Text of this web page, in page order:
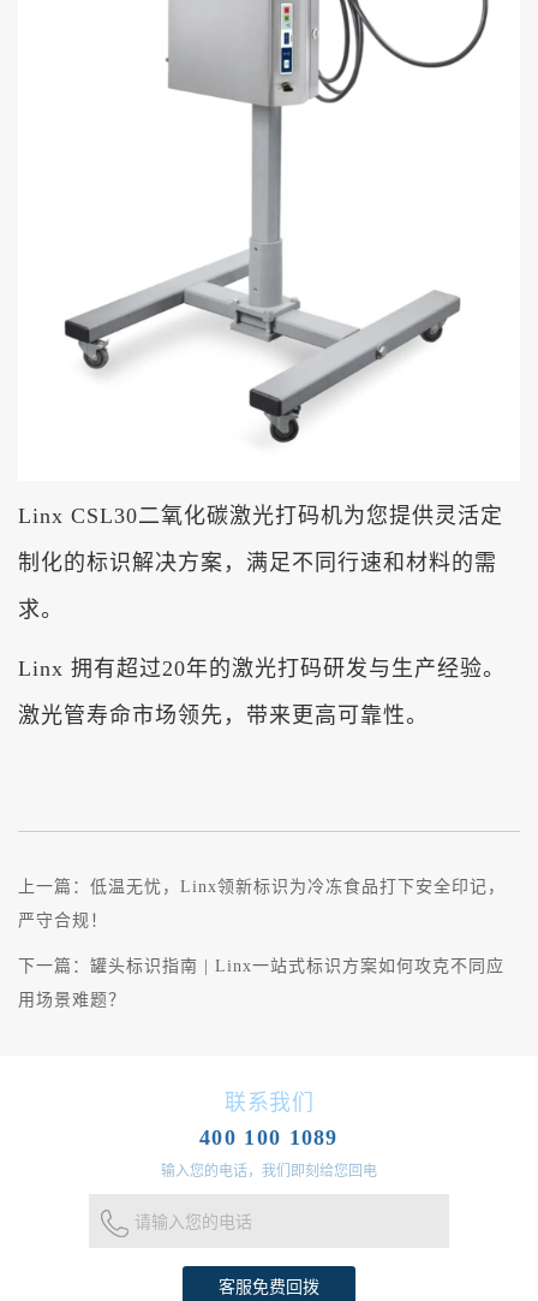
Linx CSL30二氧化碳激光打码机为您提供灵活定
制化的标识解决方案，满足不同行速和材料的需
求。
Linx 拥有超过20年的激光打码研发与生产经验。
激光管寿命市场领先，带来更高可靠性。
上一篇： 低温无忧，Linx领新标识为冷冻食品打下安全印记，
严守合规！
下一篇： 罐头标识指南 | Linx一站式标识方案如何攻克不同应
用场景难题？
联系我们
400 100 1089
输入您的电话，我们即刻给您回电
请输入您的电话